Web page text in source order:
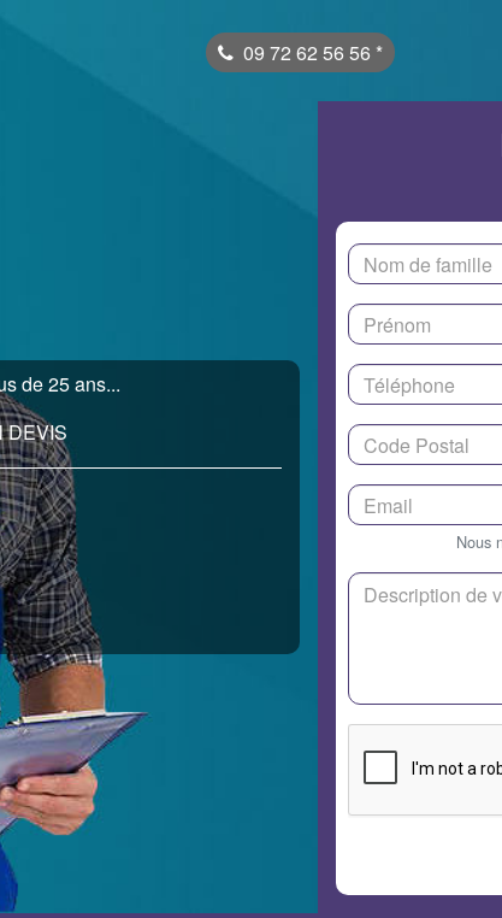
09 72 62 56 56 *
de 25 ans...
DEVIS
Nous